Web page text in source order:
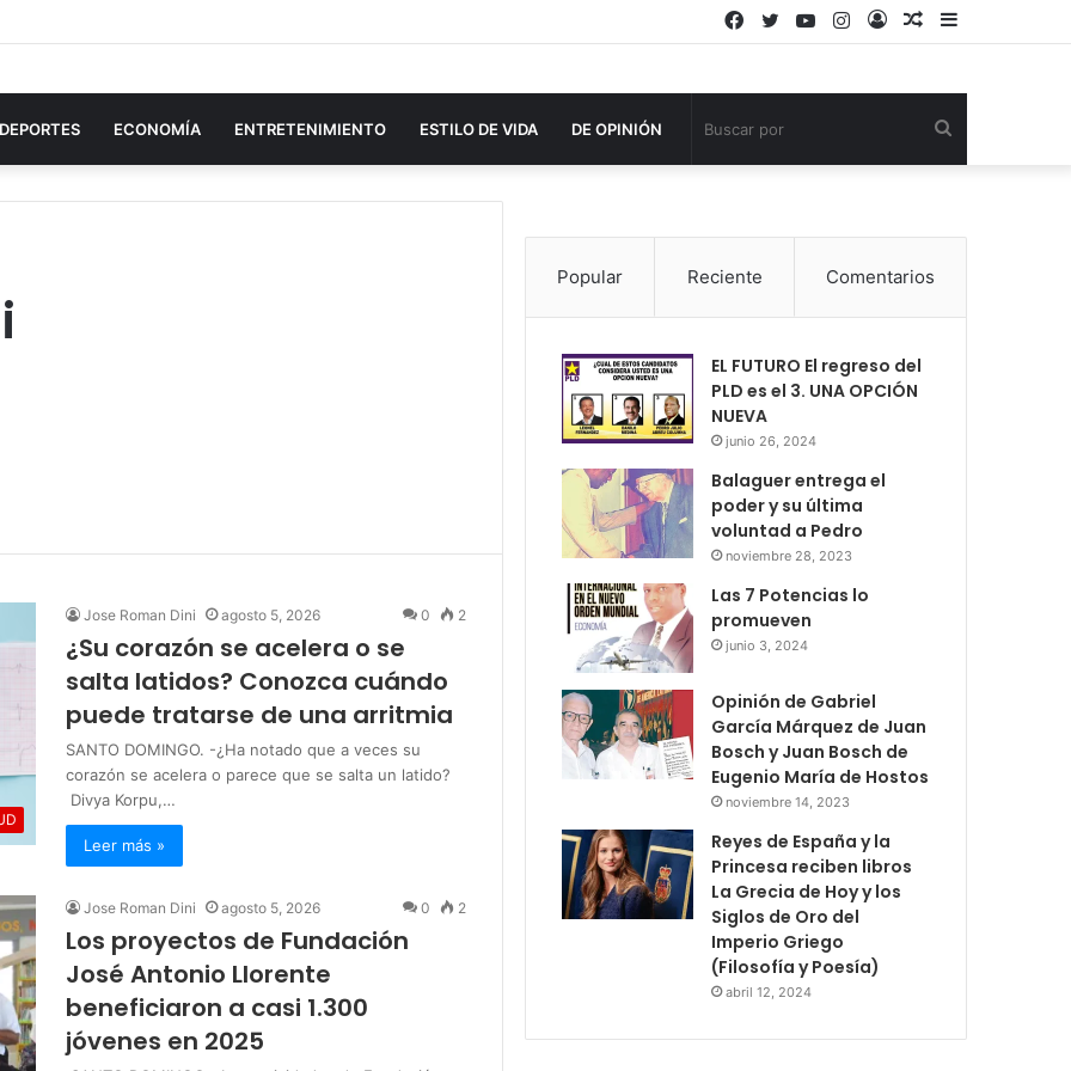
Barra
Publicación
Acceso
Instagram
YouTube
Twitter
Facebook
DEPORTES ECONOMÍA ENTRETENIMIENTO ESTILO DE VIDA DE OPINIÓN
Jose Roman Dini agosto 5, 2026 0 2
¿Su corazón se acelera o se
salta latidos? Conozca cuándo
puede tratarse de una arritmia
SANTO DOMINGO. -¿Ha notado que a veces su
corazón se acelera o parece que se salta un latido?
Divya Korpu,…
Leer más »
Jose Roman Dini agosto 5, 2026 0 2
Los proyectos de Fundación
José Antonio Llorente
beneficiaron a casi 1.300
jóvenes en 2025
Popular Reciente Comentarios
EL FUTURO El regreso del
PLD es el 3. UNA OPCIÓN
NUEVA
junio 26, 2024
Balaguer entrega el
poder y su última
voluntad a Pedro
noviembre 28, 2023
Las 7 Potencias lo
promueven
junio 3, 2024
Opinión de Gabriel
García Márquez de Juan
Bosch y Juan Bosch de
Eugenio María de Hostos
noviembre 14, 2023
Reyes de España y la
Princesa reciben libros
La Grecia de Hoy y los
Siglos de Oro del
Imperio Griego
(Filosofía y Poesía)
abril 12, 2024